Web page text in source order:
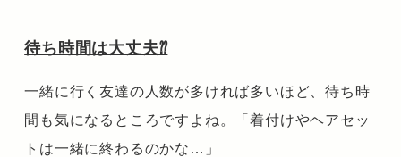
待ち時間は大丈夫⁇
一緒に行く友達の人数が多ければ多いほど、待ち時
間も気になるところですよね。「着付けやヘアセッ
トは一緒に終わるのかな…」